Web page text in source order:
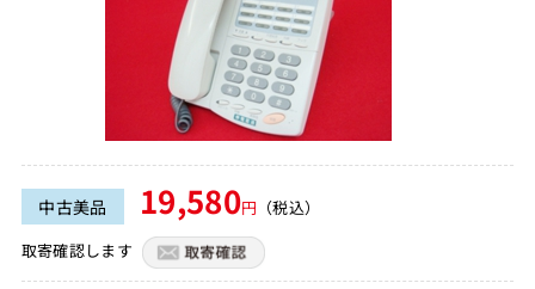
中古美品 19,580円 （税込）
取寄確認します